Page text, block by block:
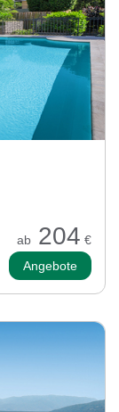
ab 204 €
Angebote